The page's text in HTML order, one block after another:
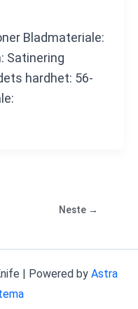
Bladmateriale:
Satinering
hardhet: 56-
Neste →
| Powered by Astra